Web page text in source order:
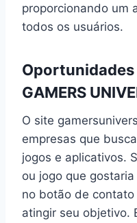
proporcionando um
todos os usuários.
GAMERS
O site
empresas que
jogos e aplicativos.
ou jogo que
no botão de
atingir seu objetivo.